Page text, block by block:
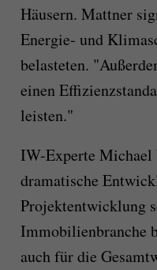
Häusern. Mattner
Energie- und
belasteten.
einen
leisten."
IW-Experte Michael
dramatische
Projektentwicklung
Immobilienbranche
auch für die